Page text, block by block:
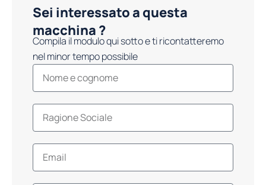
Sei interessato a questa
macchina ?
Compila il modulo qui sotto e ti ricontatteremo
nel minor tempo possibile